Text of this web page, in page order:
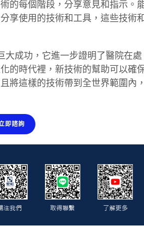
的每個階段，分享意見和指示。
享使用的技術和工具，這些技術和
大成功，它進一步證明了醫院在處
的時代裡，新技術的幫助可以確
將這樣的技術帶到全世界範圍內，
即諮詢